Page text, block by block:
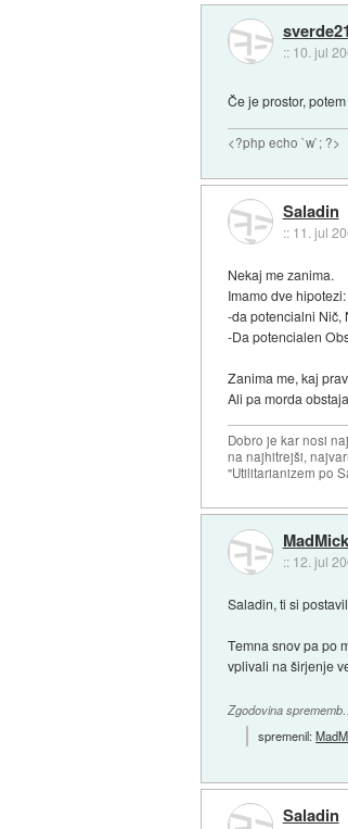
sverde21
:: 10. jul
Če je prostor,
<?php echo `w`; ?>
Saladin
:: 11. jul
Nekaj me zanima.
Imamo dve hipotezi:
-da potencialni Nič,
-Da potencialen
Zanima me, kaj
Ali pa morda
Dobro je kar nosi
na najhitrejši,
"Utilitarianizem po
:: 12. jul
Saladin, ti si
Temna snov pa po
vplivali na širjenje
Zgodovina
spremenil:
Saladin